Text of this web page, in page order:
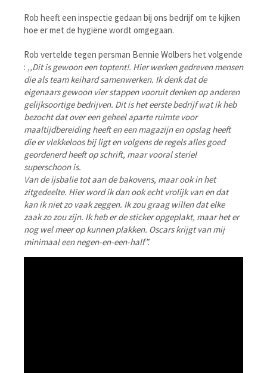
Rob heeft een inspectie gedaan bij ons bedrijf om te kijken
hoe er met de hygiëne wordt omgegaan.
Rob vertelde tegen persman Bennie Wolbers het volgende
: ,,Dit is gewoon een toptent!. Hier werken gedreven mensen
die als team keihard samenwerken. Ik denk dat de
eigenaars gewoon vier stappen vooruit denken op anderen
gelijksoortige bedrijven. Dit is het eerste bedrijf wat ik heb
bezocht dat over een geheel aparte ruimte voor
maaltijdbereiding heeft en een magazijn en opslag heeft
die er vlekkeloos bij ligt en volgens de regels alles goed
geordenerd heeft op schrift, maar vooral steriel
superschoon is.
Van de ijsbalie tot aan de bakovens, maar ook in het
zitgedeelte. Hier word ik dan ook echt vrolijk van en dat
kan ik niet zo vaak zeggen. Ik zou graag willen dat elke
zaak zo zou zijn. Ik heb er de sticker opgeplakt, maar het er
nog wel meer op kunnen plakken. Oscars krijgt van mij
minimaal een negen-en-een-half”.